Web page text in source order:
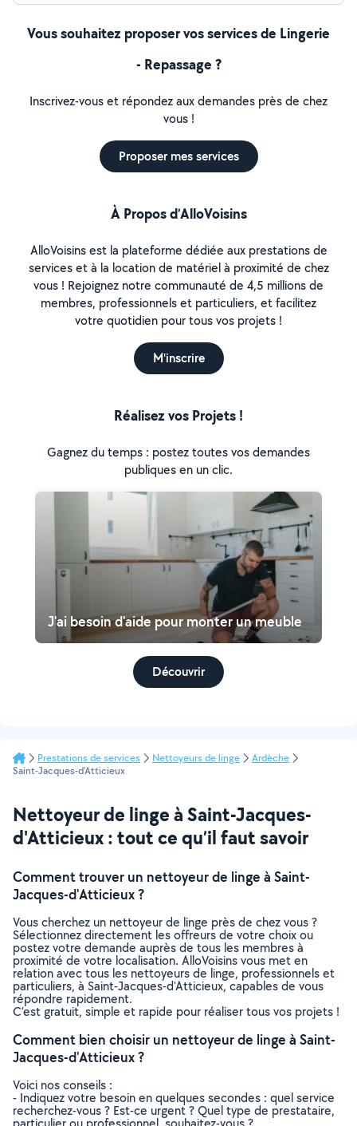
Vous souhaitez proposer vos services de Lingerie
- Repassage ?
Inscrivez-vous et répondez aux demandes près de chez
vous !
Proposer mes services
À Propos d’AlloVoisins
AlloVoisins est la plateforme dédiée aux prestations de
services et à la location de matériel à proximité de chez
vous ! Rejoignez notre communauté de 4,5 millions de
membres, professionnels et particuliers, et facilitez
votre quotidien pour tous vos projets !
M'inscrire
Réalisez vos Projets !
Gagnez du temps : postez toutes vos demandes
publiques en un clic.
J'ai besoin d'aide pour monter un meuble
Découvrir
Prestations de services Nettoyeurs de linge
Ardèche
Saint-Jacques-d'Atticieux
Nettoyeur de linge à Saint-Jacques-
d'Atticieux : tout ce qu’il faut savoir
Comment trouver un nettoyeur de linge à Saint-
Jacques-d'Atticieux ?
Vous cherchez un nettoyeur de linge près de chez vous ?
Sélectionnez directement les offreurs de votre choix ou
postez votre demande auprès de tous les membres à
proximité de votre localisation. AlloVoisins vous met en
relation avec tous les nettoyeurs de linge, professionnels et
particuliers, à Saint-Jacques-d'Atticieux, capables de vous
répondre rapidement.
C’est gratuit, simple et rapide pour réaliser tous vos projets !
Comment bien choisir un nettoyeur de linge à Saint-
Jacques-d'Atticieux ?
Voici nos conseils :
- Indiquez votre besoin en quelques secondes : quel service
recherchez-vous ? Est-ce urgent ? Quel type de prestataire,